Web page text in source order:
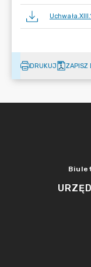
DRUKUJ ZAPISZ